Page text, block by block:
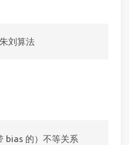
刘算法
bias 的）不等关系